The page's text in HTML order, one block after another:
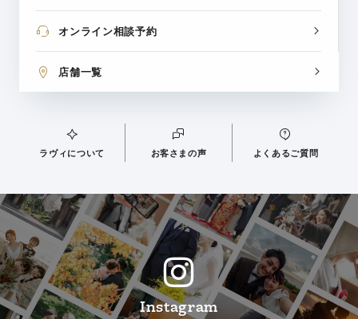
オンライン相談予約
店舗一覧
ラヴィについて お客さまの声 よくあるご質問
Instagram